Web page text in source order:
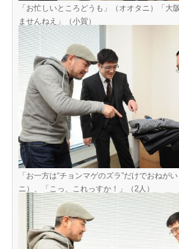
「お忙しいところどうも」（オオタニ）「大
ませんねえ」（小賀）
「お一方は“チョンマゲのズラ”だけでおねが
ニ）、「こっ、これっすか！」（2人）